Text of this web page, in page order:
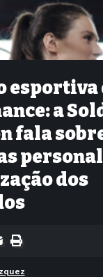
esportiva
a
fala
dos